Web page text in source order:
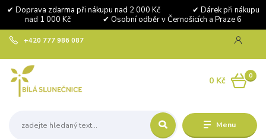
✔ Doprava zdarma při nákupu nad 2 000 Kč ✔ Dárek při nákupu
nad 1 000 Kč ✔ Osobní odběr v Černošicích a Praze 6
Menu
+420 777 986 087
0
0 Kč